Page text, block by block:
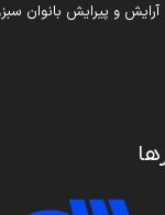
آرایش و پیرایش بانوان